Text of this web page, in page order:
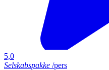
5,0
Selskabspakke /pers